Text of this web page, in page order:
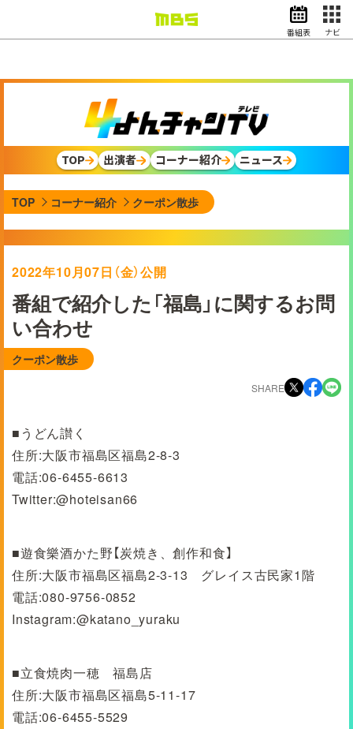
ドラマ
スポーツ
動画イズム ニュース
天気・防災
映画 アナウンサー
グッズ
番組表 ナビ
TOP 出演者 コーナー紹介 ニュース
TOP コーナー紹介 クーポン散歩
2022年10月07日（金）公開
番組で紹介した「福島」に関するお問
い合わせ
クーポン散歩
SHARE
■うどん讃く
住所:大阪市福島区福島2-8-3
電話:06-6455-6613
Twitter:@hoteisan66
■遊食樂酒かた野【炭焼き、創作和食】
住所:大阪市福島区福島2-3-13 グレイス古民家1階
電話:080-9756-0852
Instagram:@katano_yuraku
■立食焼肉一穂 福島店
住所:大阪市福島区福島5-11-17
電話:06-6455-5529